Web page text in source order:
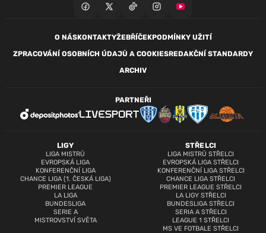
O NÁSKONTAKTYŽEBŘÍČEKPODMÍNKY UŽITÍ
ZPRACOVÁNÍ OSOBNÍCH ÚDAJŮ A COOKIESREDAKČNÍ STANDARDY
ARCHIV
LIGY
LIGA MISTRŮ
EVROPSKÁ LIGA
KONFERENČNÍ LIGA
CHANCE LIGA (1. ČESKÁ LIGA)
PREMIER LEAGUE
LA LIGA
BUNDESLIGA
SERIE A
MISTROVSTVÍ SVĚTA
STŘELCI
LIGA MISTRŮ STŘELCI
EVROPSKÁ LIGA STŘELCI
KONFERENČNÍ LIGA STŘELCI
CHANCE LIGA STŘELCI
PREMIER LEAGUE STŘELCI
LA LIGY STŘELCI
BUNDESLIGA STŘELCI
SERIA A STŘELCI
LEAGUE 1 STŘELCI
MS VE FOTBALE STŘELCI
PARTNEŘI